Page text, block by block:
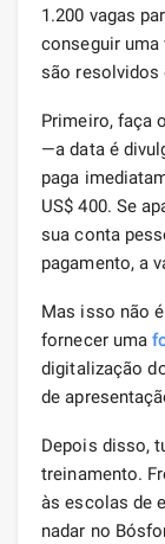
1.200 vagas
conseguir uma
são resolvidos
Primeiro, faça
—a data é
paga
US$ 400. Se
sua conta
pagamento, a
Mas isso não
fornecer uma
digitalização
de
Depois disso,
treinamento.
às escolas de
nadar no